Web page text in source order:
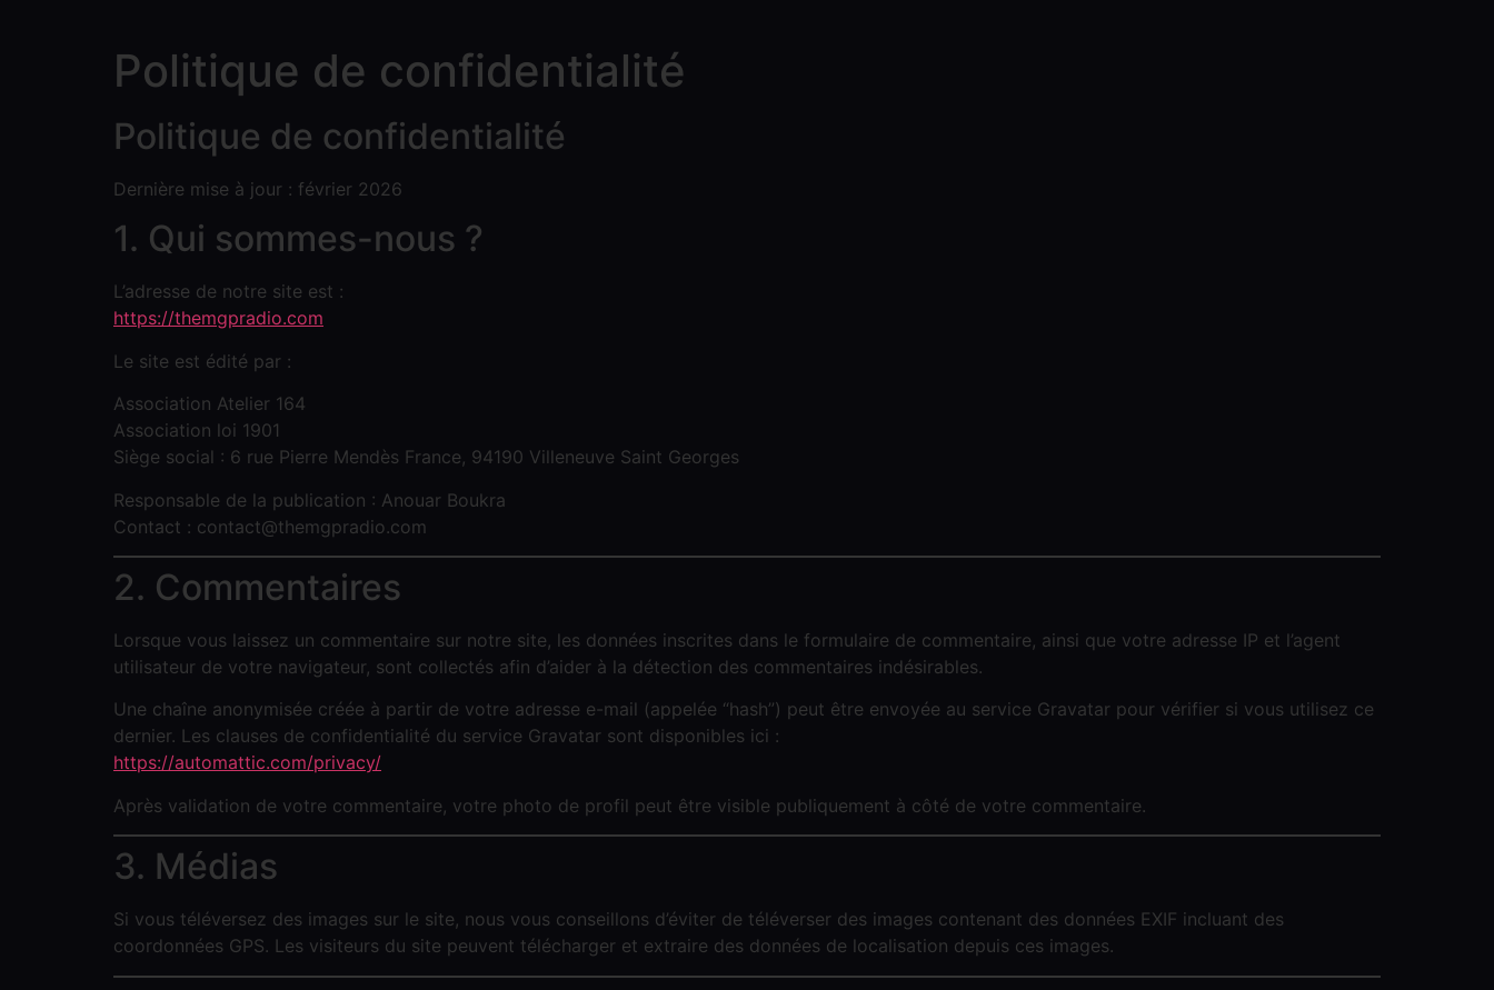
Politique de confidentialité
Politique de confidentialité
Dernière mise à jour : février 2026
1. Qui sommes-nous ?
L’adresse de notre site est :
https://themgpradio.com
Le site est édité par :
Association Atelier 164
Association loi 1901
Siège social : 6 rue Pierre Mendès France, 94190 Villeneuve Saint Georges
Responsable de la publication : Anouar Boukra
Contact : contact@themgpradio.com
2. Commentaires
Lorsque vous laissez un commentaire sur notre site, les données inscrites dans le formulaire de commentaire, ainsi que votre adresse IP et l’agent
utilisateur de votre navigateur, sont collectés afin d’aider à la détection des commentaires indésirables.
Une chaîne anonymisée créée à partir de votre adresse e-mail (appelée “hash”) peut être envoyée au service Gravatar pour vérifier si vous utilisez ce
dernier. Les clauses de confidentialité du service Gravatar sont disponibles ici :
https://automattic.com/privacy/
Après validation de votre commentaire, votre photo de profil peut être visible publiquement à côté de votre commentaire.
3. Médias
Si vous téléversez des images sur le site, nous vous conseillons d’éviter de téléverser des images contenant des données EXIF incluant des
coordonnées GPS. Les visiteurs du site peuvent télécharger et extraire des données de localisation depuis ces images.